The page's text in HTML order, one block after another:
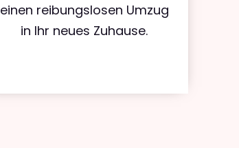
einen reibungslosen Umzug
in Ihr neues Zuhause.